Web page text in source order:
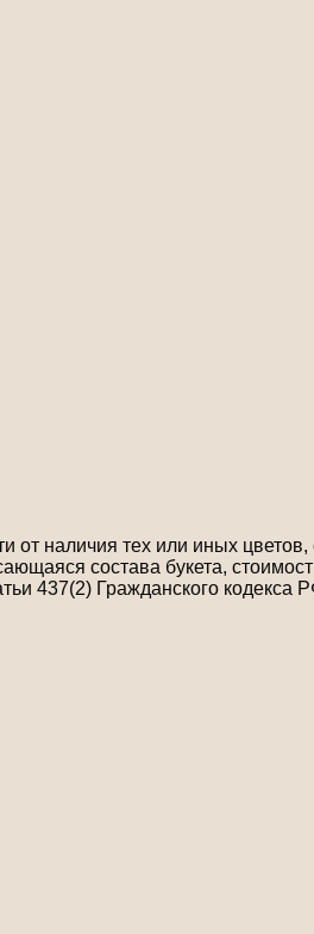
наличия тех или иных
состава букета,
437(2) Гражданского кодекса